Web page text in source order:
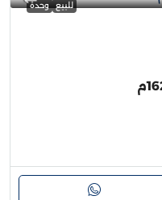
للبيع وحدة